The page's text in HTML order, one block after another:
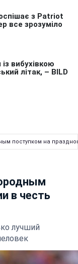
поступком на
в честь
лучший